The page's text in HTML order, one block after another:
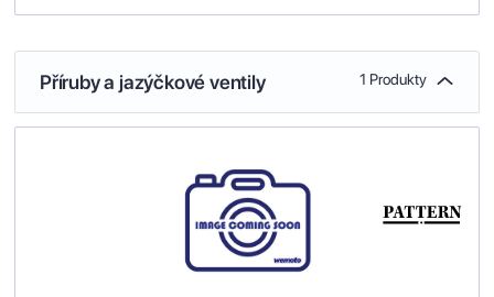
Příruby a jazýčkové ventily 1 Produkty